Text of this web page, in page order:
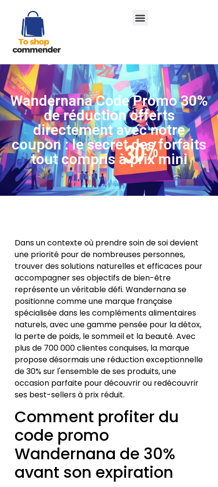
Wandernana Code Promo 30%
de réduction offerts
directement avec notre
coupon : le secret des forfaits
tout compris à prix mini
Dans un contexte où prendre soin de soi devient
une priorité pour de nombreuses personnes,
trouver des solutions naturelles et efficaces pour
accompagner ses objectifs de bien-être
représente un véritable défi. Wandernana se
positionne comme une marque française
spécialisée dans les compléments alimentaires
naturels, avec une gamme pensée pour la détox,
la perte de poids, le sommeil et la beauté. Avec
plus de 700 000 clientes conquises, la marque
propose désormais une réduction exceptionnelle
de 30% sur l'ensemble de ses produits, une
occasion parfaite pour découvrir ou redécouvrir
ses best-sellers à prix réduit.
Comment profiter du
code promo
Wandernana de 30%
avant son expiration